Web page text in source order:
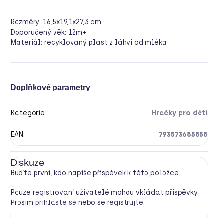
Rozměry: 16,5x19,1x27,3 cm
Doporučený věk: 12m+
Materiál: recyklovaný plast z láhví od mléka
Doplňkové parametry
Kategorie: Hračky pro děti
EAN: 793573685858
Diskuze
Buďte první, kdo napíše příspěvek k této položce.
Pouze registrovaní uživatelé mohou vkládat příspěvky.
Prosím přihlaste se nebo se registrujte.